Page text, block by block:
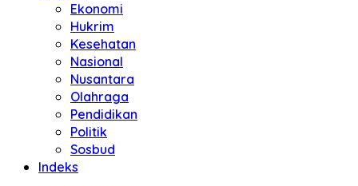
Ekonomi
Hukrim
Kesehatan
Nasional
Nusantara
Olahraga
Pendidikan
Politik
Sosbud
Indeks